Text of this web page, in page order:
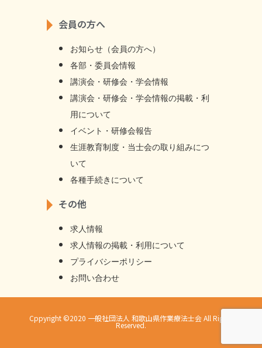
会員の方へ
お知らせ（会員の方へ）
各部・委員会情報
講演会・研修会・学会情報
講演会・研修会・学会情報の掲載・利
用について
イベント・研修会報告
生涯教育制度・当士会の取り組みにつ
いて
各種手続きについて
その他
求人情報
求⼈情報の掲載・利⽤について
プライバシーポリシー
お問い合わせ
Cppyright ©2020 一般社団法人 和歌山県作業療法士会 All Rights
Reserved.